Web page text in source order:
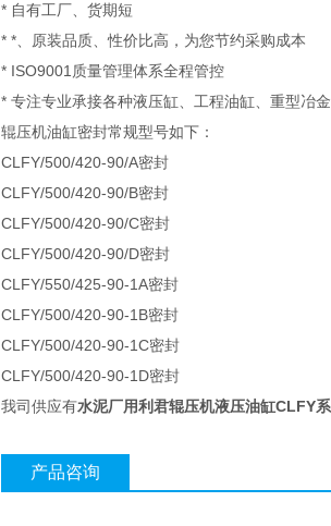
* 自有工厂、货期短
* *、原装品质、性价比高，为您节约采购成本
* ISO9001质量管理体系全程管控
* 专注专业承接各种液压缸、工程油缸、重型冶
辊压机油缸密封常规型号如下：
CLFY/500/420-90/A密封
CLFY/500/420-90/B密封
CLFY/500/420-90/C密封
CLFY/500/420-90/D密封
CLFY/550/425-90-1A密封
CLFY/500/420-90-1B密封
CLFY/500/420-90-1C密封
CLFY/500/420-90-1D密封
我司供应有水泥厂用利君辊压机液压油缸CLFY
产品咨询